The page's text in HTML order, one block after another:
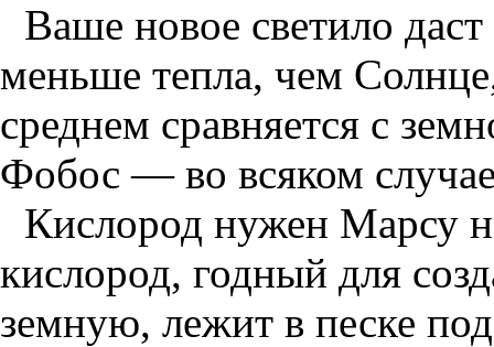
Ваше новое светило
меньше тепла, чем
среднем сравняется с
Фобос — во всяком
Кислород нужен Марсу
кислород, годный для
земную, лежит в песке